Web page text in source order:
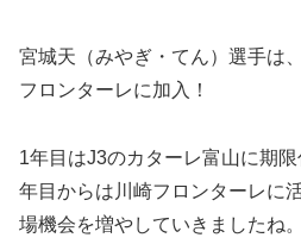
宮城天（みやぎ・てん）選手は
フロンターレに加入！
1年目はJ3のカターレ富山に期
年目からは川崎フロンターレに
場機会を増やしていきましたね。